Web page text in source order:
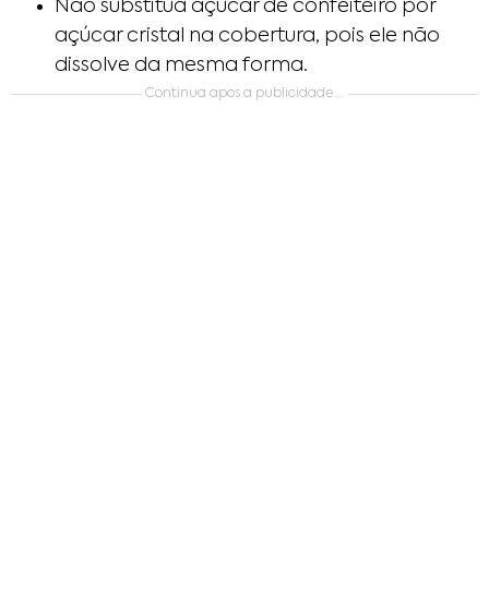
Não substitua açúcar de confeiteiro por
açúcar cristal na cobertura, pois ele não
dissolve da mesma forma.
Continua apos a publicidade….